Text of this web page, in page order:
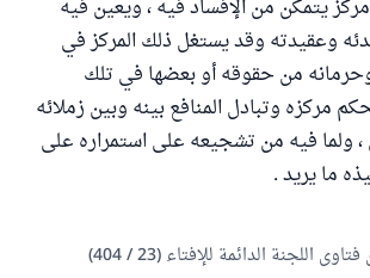
يتمكن من الإفساد فيه ، ويعين فيه
وعقيدته وقد يستغل ذلك المركز في
من حقوقه أو بعضها في تلك
مركزه وتبادل المنافع بينه وبين زملائه
، ولما فيه من تشجيعه على استمراره على
ما يريد .
اللجنة الدائمة للإفتاء (23 / 404)